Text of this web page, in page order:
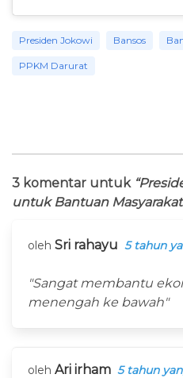
Presiden Jokowi Bansos
PPKM Darurat
3 komentar untuk
untuk Bantuan
oleh Sri rahayu 5 tahun
"Sangat membantu
menengah ke bawah"
oleh Ari irham 5 tahun